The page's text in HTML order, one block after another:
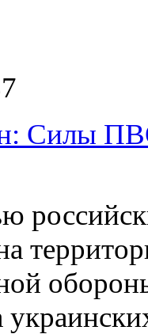
Силы